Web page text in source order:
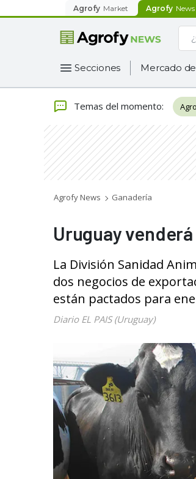
Agrofy Market Agrofy News
Secciones Mercado
Temas del momento:
Agrofy News Ganadería
Uruguay
La División Sanidad
dos negocios de
están pactados para
Diario EL PAIS (Uruguay)